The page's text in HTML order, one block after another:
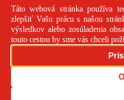
PR článok